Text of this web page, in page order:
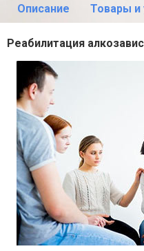
Описание Товары и
Реабилитация